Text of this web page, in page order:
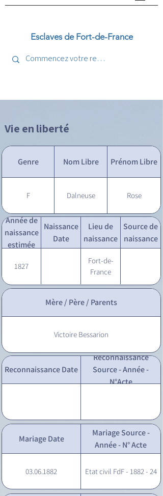
Esclaves de Fort-de-France
Vie en liberté
Genre Nom Libre Prénom Libre
F Dalneuse Rose
Année de
naissance
estimée
Naissance
Date
Lieu de
naissance
Source de
naissance
1827
Fort-de-
France
Mère / Père / Parents
Victoire Bessarion
Reconnaissance Date
Reconnaissance
Source - Année -
N°Acte
Mariage Date
Mariage Source -
Année - N° Acte
03.06.1882 Etat civil FdF - 1882 - 24